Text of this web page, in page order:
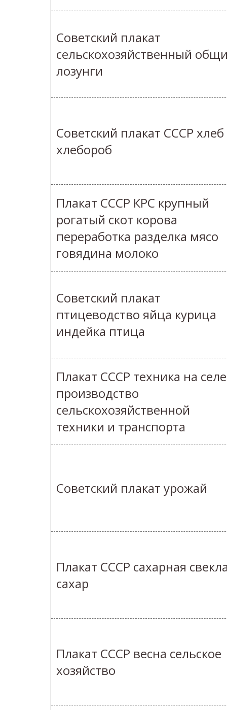
Советский плакат
сельскохозяйственный
лозунги
Советский плакат СССР хлеб
хлебороб
Плакат СССР КРС крупный
рогатый скот корова
переработка разделка мясо
говядина молоко
Советский плакат
птицеводство яйца курица
индейка птица
Плакат СССР техника на селе
производство
сельскохозяйственной
техники и транспорта
Советский плакат урожай
Плакат СССР сахарная
сахар
Плакат СССР весна сельское
хозяйство